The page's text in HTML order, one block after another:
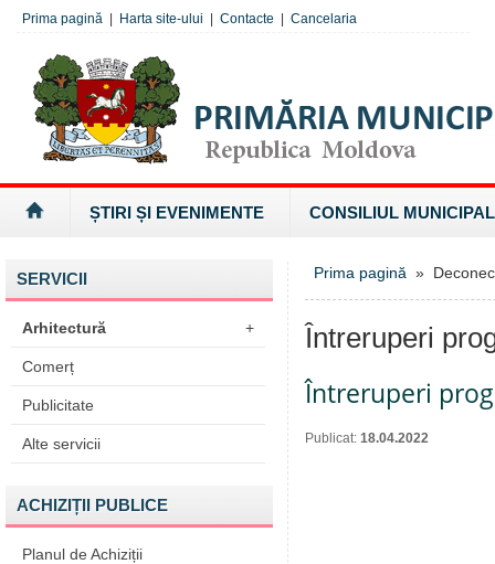
Prima pagină Harta site-ului Contacte Cancelaria
ȘTIRI ȘI EVENIMENTE CONSILIUL MUNICIPAL
SERVICII
Arhitectură +
Comerț
Publicitate
Alte servicii
ACHIZIȚII PUBLICE
Planul de Achiziții
Prima pagină »
Întreruperi
Întreruperi
Publicat: 18.04.2022